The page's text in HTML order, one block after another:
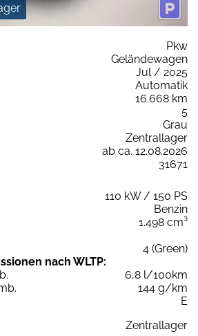
Pkw
Geländewagen
Jul / 2025
Automatik
16.668 km
5
Grau
Zentrallager
ab ca. 12.08.2026
31671
110 kW / 150 PS
Benzin
1.498 cm³
4 (Green)
nach WLTP:
6,8 l/100km
144 g/km
E
Zentrallager